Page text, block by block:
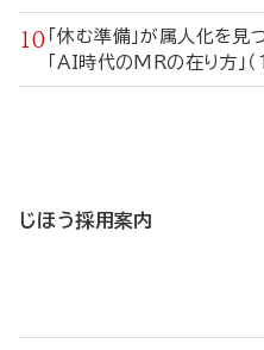
「休む準備」が属人化
「AI時代のMRの在り方」（
じほう採用案内